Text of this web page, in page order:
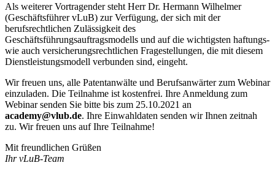
Als weiterer Vortragender steht Herr Dr. Hermann Wilhelmer
(Geschäftsführer vLuB) zur Verfügung, der sich mit der
berufsrechtlichen Zulässigkeit des
Geschäftsführungsauftragsmodells und auf die wichtigsten haftungs-
wie auch versicherungsrechtlichen Fragestellungen, die mit diesem
Dienstleistungsmodell verbunden sind, eingeht.
Wir freuen uns, alle Patentanwälte und Berufsanwärter zum Webinar
einzuladen. Die Teilnahme ist kostenfrei. Ihre Anmeldung zum
Webinar senden Sie bitte bis zum 25.10.2021 an
academy@vlub.de. Ihre Einwahldaten senden wir Ihnen zeitnah
zu. Wir freuen uns auf Ihre Teilnahme!
Mit freundlichen Grüßen
Ihr vLuB-Team